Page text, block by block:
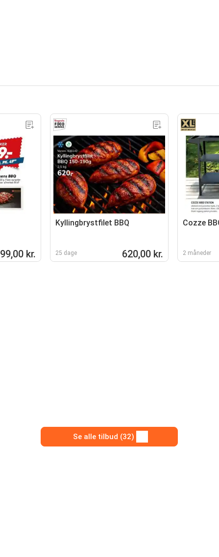
99,00 kr.
Kyllingbrystfilet BBQ
25 dage 620,00 kr.
Cozze
2 måneder
Se alle tilbud (32)